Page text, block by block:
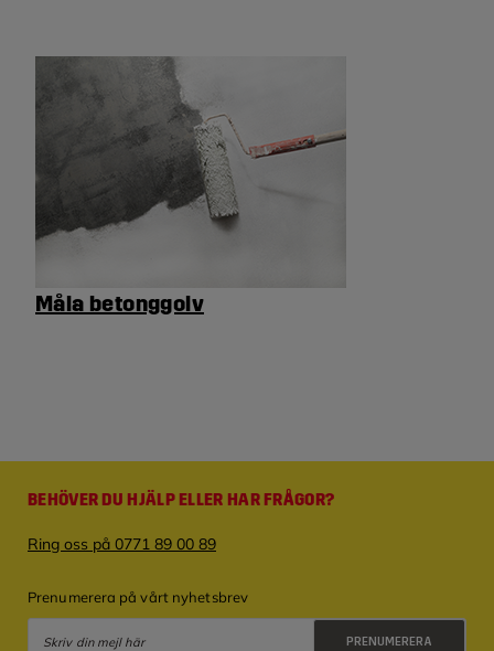
Måla betonggolv
BEHÖVER DU HJÄLP ELLER HAR FRÅGOR?
Ring oss på 0771 89 00 89
Prenumerera på vårt nyhetsbrev
PRENUMERERA